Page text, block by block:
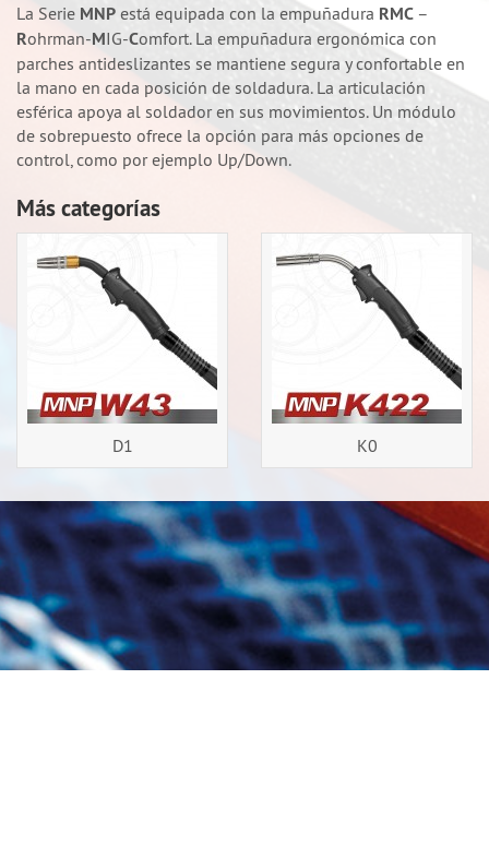
La Serie MNP está equipada con la empuñadura RMC –
Rohrman-MIG-Comfort. La empuñadura ergonómica con
parches antideslizantes se mantiene segura y confortable en
la mano en cada posición de soldadura. La articulación
esférica apoya al soldador en sus movimientos. Un módulo
de sobrepuesto ofrece la opción para más opciones de
control, como por ejemplo Up/Down.
Más categorías
D1 K0